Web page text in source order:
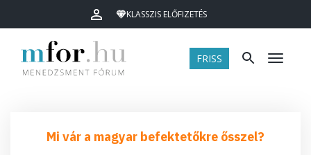
KLASSZIS ELŐFIZETÉS
FRISS Menü
Mi vár a magyar befektetőkre ősszel?